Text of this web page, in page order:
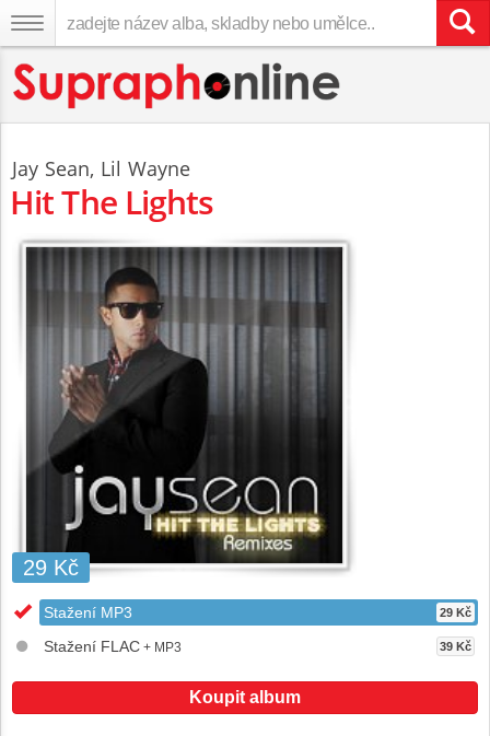
Jay Sean, Lil Wayne
Hit The Lights
29 Kč
Stažení MP3 29 Kč
Stažení FLAC + MP3 39 Kč
Koupit album